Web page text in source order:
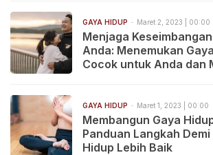
GAYA HIDUP Maret 2, 2023 | 00:00
Menjaga
Anda: Menemukan
Cocok untuk Anda dan
GAYA HIDUP Maret 1, 2023 | 00:00
Membangun Gaya
Panduan Langkah
Hidup Lebih Baik